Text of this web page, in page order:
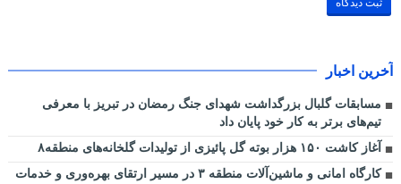
آخرین اخبار
مسابقات گلبال بزرگداشت شهدای جنگ رمضان در تبریز با معرفی
تیم‌های برتر به کار خود پایان داد
آغاز کاشت ۱۵۰ هزار بوته گل پائیزی از تولیدات گلخانه‌های منطقه۸
کارگاه امانی و ماشین‌آلات منطقه ۳ در مسیر ارتقای بهره‌وری و خدمات